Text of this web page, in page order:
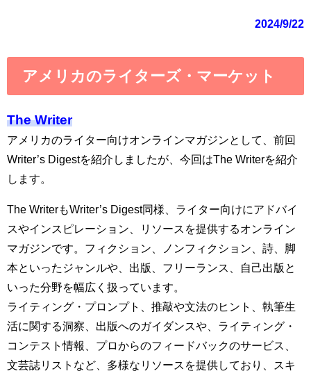
2024/9/22
アメリカのライターズ・マーケット
The Writer
アメリカのライター向けオンラインマガジンとして、前回
Writer’s Digestを紹介しましたが、今回はThe Writerを紹介
します。
The WriterもWriter’s Digest同様、ライター向けにアドバイ
スやインスピレーション、リソースを提供するオンライン
マガジンです。フィクション、ノンフィクション、詩、脚
本といったジャンルや、出版、フリーランス、自己出版と
いった分野を幅広く扱っています。
ライティング・プロンプト、推敲や文法のヒント、執筆生
活に関する洞察、出版へのガイダンスや、ライティング・
コンテスト情報、プロからのフィードバックのサービス、
文芸誌リストなど、多様なリソースを提供しており、スキ